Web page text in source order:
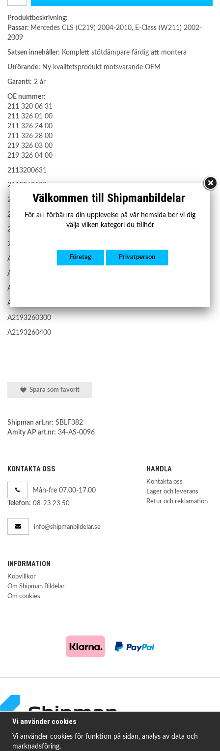
Produktbeskrivning:
Passar: Mercedes CLS (C219) 2004-2010, E-Class (W211) 2002-
2009
Satsen innehåller: Komplett stötdämpare färdig att montera
Utförande: Ny kvalitetsprodukt motsvarande OEM
Garanti: 2 år
OE nummer:
211 320 06 31
211 326 01 00
211 326 24 00
211 326 28 00
219 326 03 00
219 326 04 00
2113200631
2113260100
2113262400
2113262800
2193260300
2193260400
A2113200631
A2113260100
A2113262400
A2113262800
A2193260300
A2193260400
Spara som favorit
Shipman art.nr: SBLF382
Amity AP art.nr: 34-AS-0096
KONTAKTA OSS
Mån-fre 07.00-17.00
Telefon: 08-23 23 50
info@shipmanbildelar.se
HANDLA
Kontakta oss
Lager och leverans
Retur och reklamation
INFORMATION
Köpvillkor
Om Shipman Bildelar
Om cookies
Välkommen till Shipmanbildelar
För att förbättra din upplevelse på vår hemsida ber vi dig
välja vilken kategori du tillhör
Företag Privatperson
Vi använder cookies
Vi använder cookies för funktion på sidan, analys av data och
marknadsföring.